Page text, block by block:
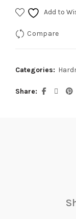
Add to
Compare
Categories:
Share